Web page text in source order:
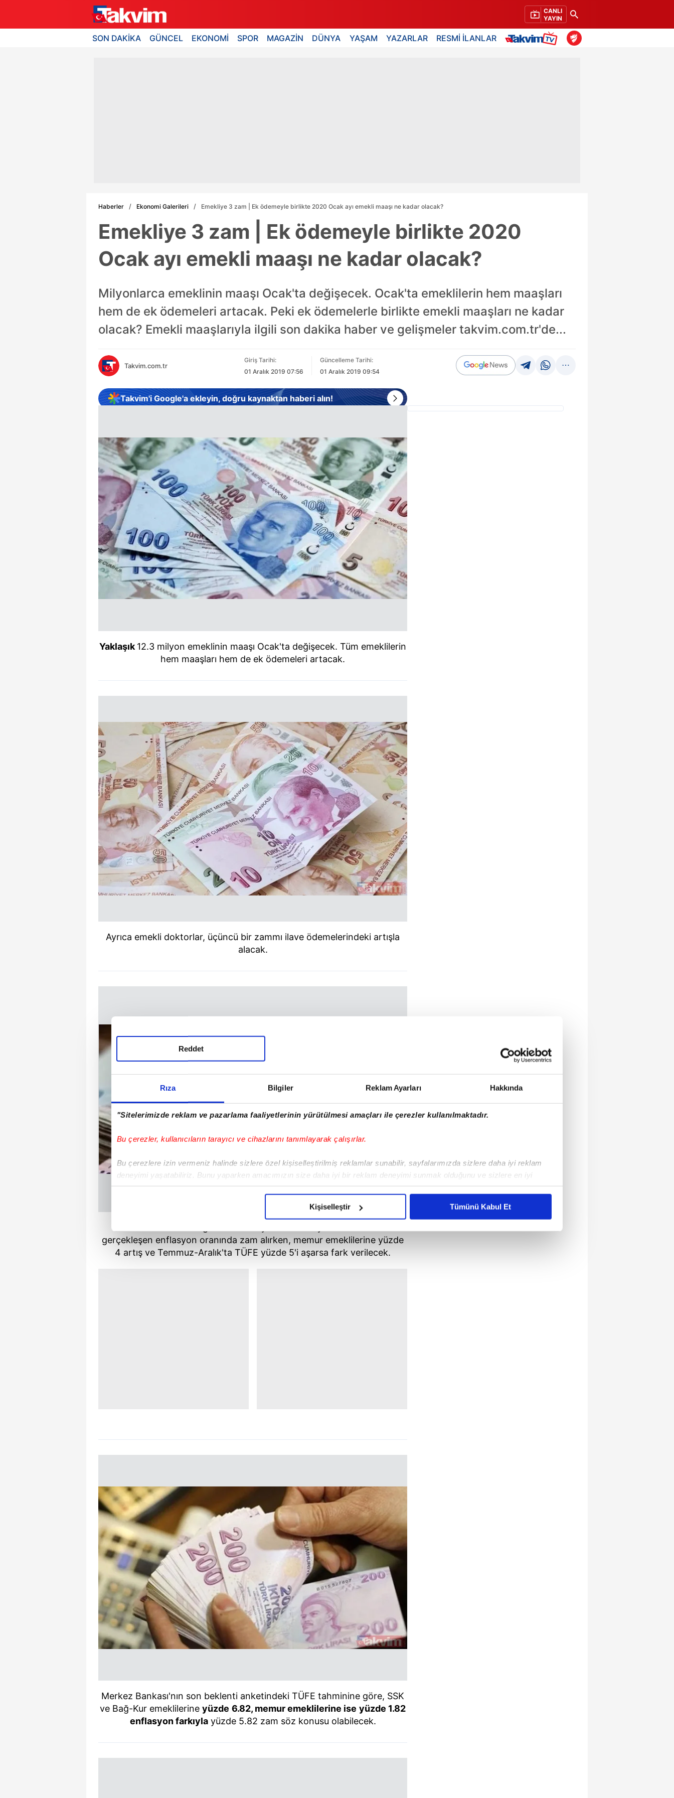
Rıza Bilgiler Reklam Ayarları Hakkında
"Sitelerimizde reklam ve pazarlama faaliyetlerinin yürütülmesi amaçları ile çerezler kullanılmaktadır.
Bu çerezler, kullanıcıların tarayıcı ve cihazlarını tanımlayarak çalışırlar.
Bu çerezlere izin vermeniz halinde sizlere özel kişiselleştirilmiş reklamlar sunabilir, sayfalarımızda sizlere daha iyi reklam
deneyimi yaşatabiliriz. Bunu yaparken amacımızın size daha iyi bir reklam deneyimi sunmak olduğunu ve sizlere en iyi
içerikleri sunabilmek adına elimizden gelen çabayı gösterdiğimizi ve bu noktada, reklamların maliyetlerimizi karşılamak
Sizlere daha iyi bir hizmet sunabilmek için İnternet Sitemizde kendimize ve üçüncü kişilere ait çerezler kullanılmaktadır. Bu
çerezler vasıtasıyla çeşitli kişisel verileriniz işlenmekte olup gerekli olan çerezler bilgi toplumu hizmetlerinin sunulması
Reddet
Kişiselleştir Tümünü Kabul Et
CANLI
YAYIN
SON DAKİKA GÜNCEL EKONOMİ SPOR MAGAZİN DÜNYA YAŞAM YAZARLAR RESMİ İLANLAR
Haberler Ekonomi Galerileri Emekliye 3 zam | Ek ödemeyle birlikte 2020 Ocak ayı emekli maaşı ne kadar olacak?
Emekliye 3 zam | Ek ödemeyle birlikte 2020
Ocak ayı emekli maaşı ne kadar olacak?
Milyonlarca emeklinin maaşı Ocak'ta değişecek. Ocak'ta emeklilerin hem maaşları
hem de ek ödemeleri artacak. Peki ek ödemelerle birlikte emekli maaşları ne kadar
olacak? Emekli maaşlarıyla ilgili son dakika haber ve gelişmeler takvim.com.tr'de...
Takvim.com.tr
Giriş Tarihi:
01 Aralık 2019 07:56
Güncelleme Tarihi:
01 Aralık 2019 09:54
Takvim'i Google'a ekleyin, doğru kaynaktan haberi alın!
Yaklaşık 12.3 milyon emeklinin maaşı Ocak'ta değişecek. Tüm emeklilerin
hem maaşları hem de ek ödemeleri artacak.
Ayrıca emekli doktorlar, üçüncü bir zammı ilave ödemelerindeki artışla
alacak.
gerçekleşen enflasyon oranında zam alırken, memur emeklilerine yüzde
4 artış ve Temmuz-Aralık'ta TÜFE yüzde 5'i aşarsa fark verilecek.
Merkez Bankası'nın son beklenti anketindeki TÜFE tahminine göre, SSK
ve Bağ-Kur emeklilerine yüzde 6.82, memur emeklilerine ise yüzde 1.82
enflasyon farkıylayüzde 5.82 zam söz konusu olabilecek.